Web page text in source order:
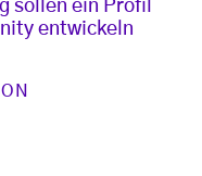
sollen ein Profil
entwickeln